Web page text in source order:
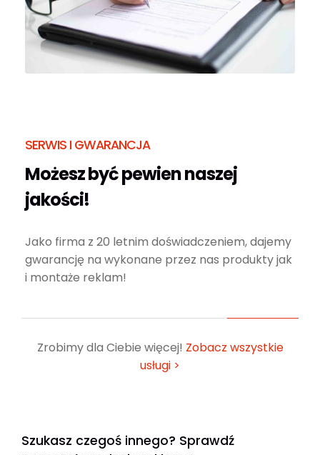
SERWIS I GWARANCJA
Możesz być pewien naszej
jakości!
Jako firma z 20 letnim doświadczeniem, dajemy
gwarancję na wykonane przez nas produkty jak
i montaże reklam!
Zrobimy dla Ciebie więcej! Zobacz wszystkie
usługi >
Szukasz czegoś innego? Sprawdź